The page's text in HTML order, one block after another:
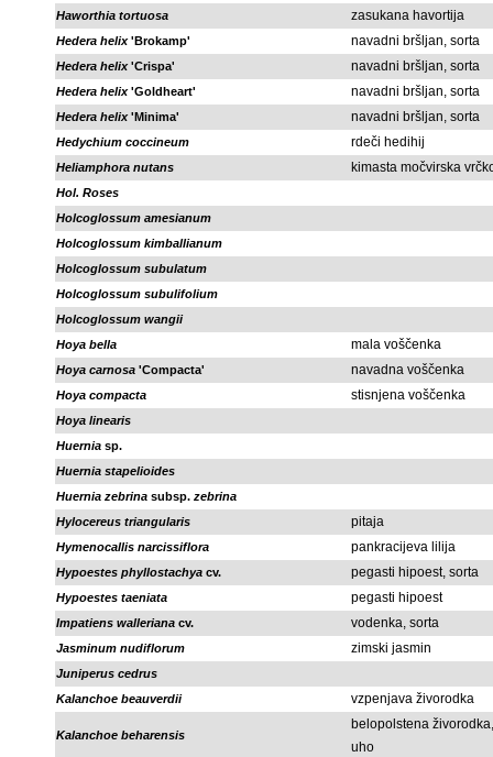
Haworthia tortuosa zasukana havortija
Hedera helix'Brokamp' navadni bršljan, sorta
Hedera helix'Crispa' navadni bršljan, sorta
Hedera helix'Goldheart' navadni bršljan, sorta
Hedera helix'Minima' navadni bršljan, sorta
Hedychium coccineum rdeči hedihij
Heliamphora nutans kimasta močvirska
Hol. Roses
Holcoglossum amesianum
Holcoglossum kimballianum
Holcoglossum subulatum
Holcoglossum subulifolium
Holcoglossum wangii
Hoya bella
mala voščenka
Hoya carnosa 'Compacta' navadna voščenka
Hoya compacta stisnjena voščenka
Hoya linearis
Huernia sp.
Huernia stapelioides
Huernia zebrina subsp. zebrina
Hylocereus triangularis
pitaja
Hymenocallis narcissiflora pankracijeva lilija
Hypoestes phyllostachya cv. pegasti hipoest, sorta
Hypoestes taeniata pegasti hipoest
Impatiens walleriana cv. vodenka, sorta
Jasminum nudiflorum zimski jasmin
Juniperus cedrus
Kalanchoe beauverdii
vzpenjava živorodka
Kalanchoe beharensis
belopolstena
uho